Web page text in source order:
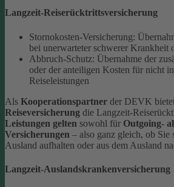
Langzeit-​Reiserücktrittsversicherung
Stornokosten-​Versicherung:
bei unerwarteter schwerer Krankheit
Abbruch-​Schutz: Übernahme der
oder der anteiligen Kosten für nicht
Reiseleistungen
Als Kooperationspartner der DEVK
Reiseversicherung die Langzeit-​
Leistungen gelten sowohl für Outgoing-​
Versicherungen – also ganz gleich, ob Sie
Ausland aufhalten oder aus dem Ausland
Langzeit-​Auslandskrankenversicherung